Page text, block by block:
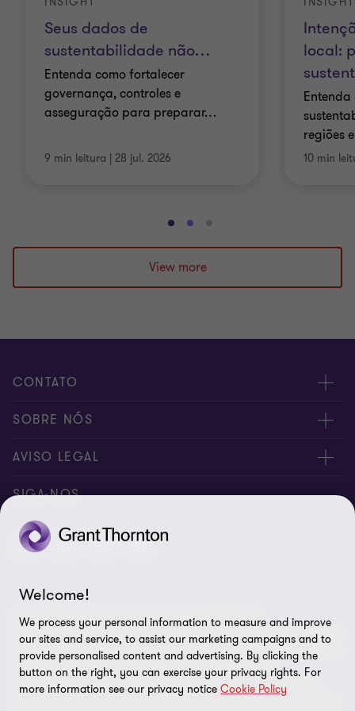
Seus dados de
sustentabilidade não…
Entenda como fortalecer
governança, controles e
asseguração para preparar…
9 min leitura | 28 jul. 2026
local:
regiões
10 min
Ir
para
o
slide
3
Ir
para
o
slide
3
Ir
para
slide
3
View more
CONTATO
Fale conosco
Inscreva-se
SOBRE NÓS
Sobre nós
Nossos sócios
Nossos escritórios
Sala de imprensa
AVISO LEGAL
Aviso de privacidade
Política de cookies
Preferências de cookies
Direito dos titulares
Aviso legal
Mapa do site
SIGA-NOS
A Grant Thornton International Limited (GTIL) e as
firmas‑membro, incluindo a Grant Thornton Brasil, não constituem
uma sociedade global. A GTIL e cada firma‑membro são entidades
legais distintas. A GTIL é uma entidade internacional,
coordenadora e não atuante, organizada como uma empresa
Welcome!
We process your personal information to measure and improve
our sites and service, to assist our marketing campaigns and to
provide personalised content and advertising. By clicking the
button on the right, you can exercise your privacy rights. For
more information see our privacy notice Cookie Policy